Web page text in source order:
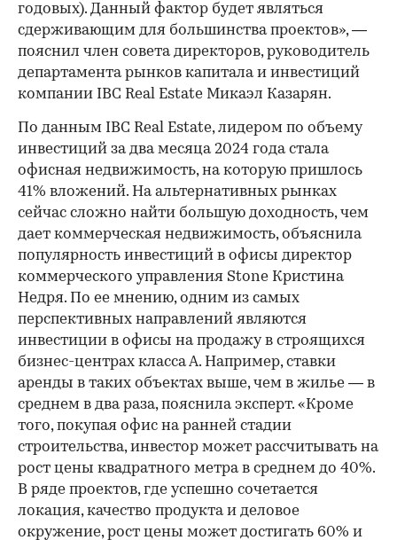
годовых). Данный фактор будет являться
сдерживающим для большинства проектов», —
пояснил член совета директоров, руководитель
департамента рынков капитала и инвестиций
компании IBC Real Estate Микаэл Казарян.
По данным IBC Real Estate, лидером по объему
инвестиций за два месяца 2024 года стала
офисная недвижимость, на которую пришлось
41% вложений. На альтернативных рынках
сейчас сложно найти большую доходность, чем
дает коммерческая недвижимость, объяснила
популярность инвестиций в офисы директор
коммерческого управления Stone Кристина
Недря. По ее мнению, одним из самых
перспективных направлений являются
инвестиции в офисы на продажу в строящихся
бизнес-центрах класса А. Например, ставки
аренды в таких объектах выше, чем в жилье — в
среднем в два раза, пояснила эксперт. «Кроме
того, покупая офис на ранней стадии
строительства, инвестор может рассчитывать на
рост цены квадратного метра в среднем до 40%.
В ряде проектов, где успешно сочетается
локация, качество продукта и деловое
окружение, рост цены может достигать 60% и